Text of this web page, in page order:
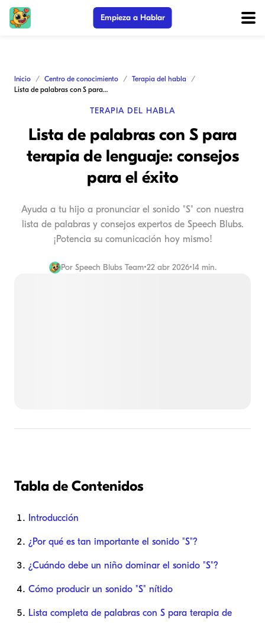
Empieza a Hablar
Inicio Centro de conocimiento
Terapia del habla
Lista de palabras con S para terapia de lenguaje: consejos para el éxito
TERAPIA DEL HABLA
Lista de palabras con S para
terapia de lenguaje: consejos
para el éxito
Ayuda a tu hijo a pronunciar el sonido "S" con nuestra
lista de palabras y consejos expertos de Speech Blubs.
¡Potencia su comunicación hoy mismo!
Por Speech Blubs Team•22 abr 2026•14 min.
Tabla de Contenidos
Introducción
¿Por qué es tan importante el sonido "S"?
¿Cuándo debe un niño dominar el sonido "S"?
Cómo producir un sonido "S" nítido
Lista completa de palabras con S para terapia de